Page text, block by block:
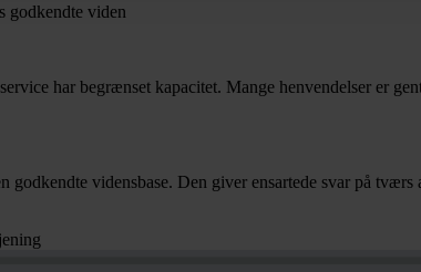
godkendte viden
har begrænset kapacitet. Mange henvendelser er
godkendte vidensbase. Den giver ensartede svar på